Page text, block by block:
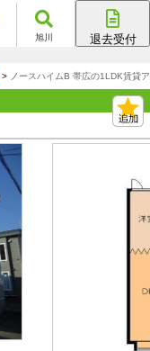
旭川 退去受付
ノースハイムB 帯広の1LDK賃貸